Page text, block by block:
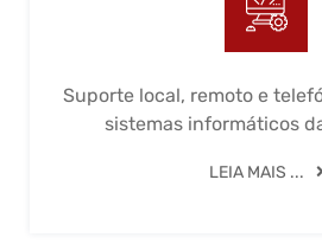
Suporte local, remoto e
sistemas informáticos
LEIA MAIS ...